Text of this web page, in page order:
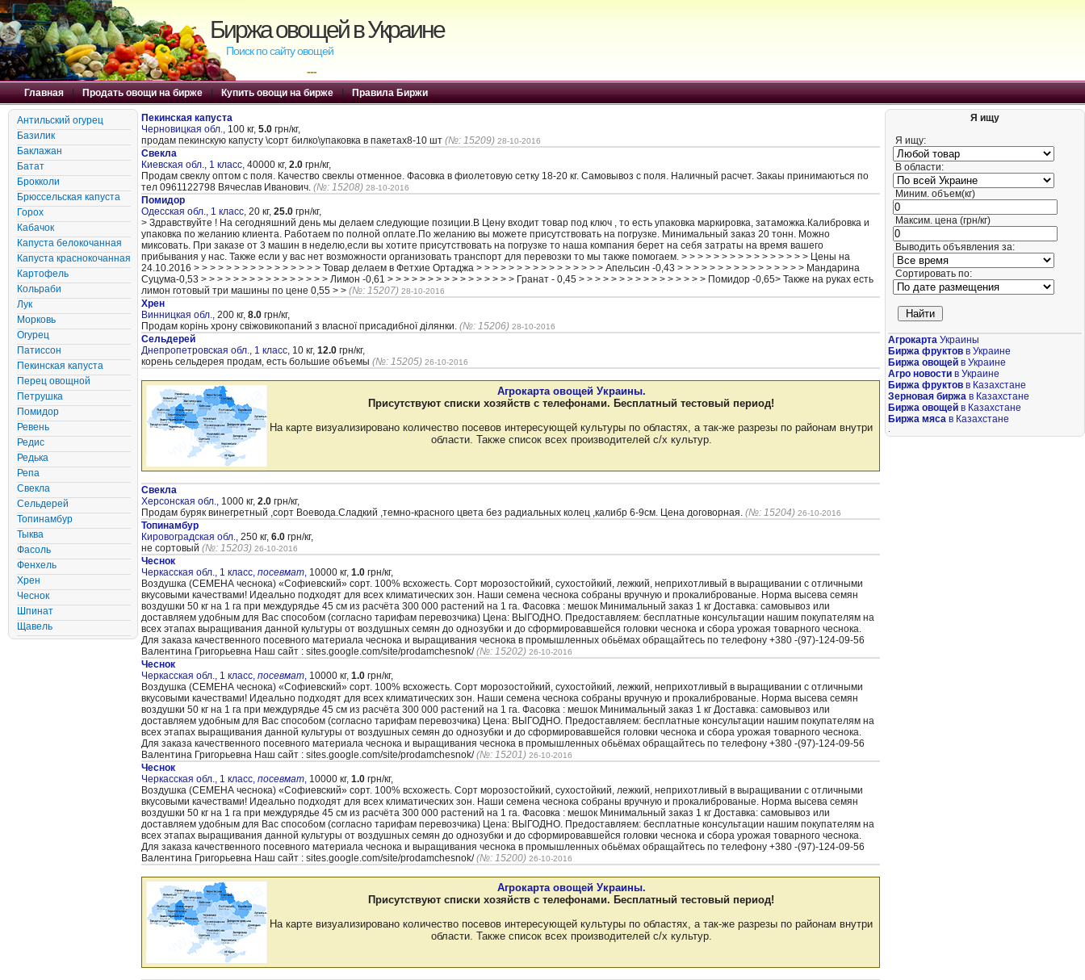
Биржа овощей в Украине
Поиск по сайту овощей
---
Главная | Продать овощи на бирже | Купить овощи на бирже | Правила Биржи
Антильский огурец
Базилик
Баклажан
Батат
Брокколи
Брюссельская капуста
Горох
Кабачок
Капуста белокочанная
Капуста краснокочанная
Картофель
Кольраби
Лук
Морковь
Огурец
Патиссон
Пекинская капуста
Перец овощной
Петрушка
Помидор
Ревень
Редис
Редька
Репа
Свекла
Сельдерей
Топинамбур
Тыква
Фасоль
Фенхель
Хрен
Чеснок
Шпинат
Щавель
Я ищу
Я ищу:
В области:
Миним. объем(кг)
Максим. цена (грн/кг)
Выводить объявления за:
Сортировать по:
Агрокарта Украины
Биржа фруктов в Украине
Биржа овощей в Украине
Агро новости в Украине
Биржа фруктов в Казахстане
Зерновая биржа в Казахстане
Биржа овощей в Казахстане
Биржа мяса в Казахстане
Пекинская капуста
Черновицкая обл., 100 кг, 5.0 грн/кг,
продам пекинскую капусту \сорт билко\упаковка в пакетах8-10 шт (№: 15209) 28-10-2016
Свекла
Киевская обл., 1 класс, 40000 кг, 2.0 грн/кг,
Продам свеклу оптом с поля. Качество свеклы отменное. Фасовка в фиолетовую сетку 18-20 кг. Самовывоз с поля. Наличный расчет. Закаы принимаються по
тел 0961122798 Вячеслав Иванович. (№: 15208) 28-10-2016
Помидор
Одесская обл., 1 класс, 20 кг, 25.0 грн/кг,
> Здравствуйте ! На сегодняшний день мы делаем следующие позиции.В Цену входит товар под ключ , то есть упаковка маркировка, затаможка.Калибровка и
упаковка по желанию клиента. Работаем по полной оплате.По желанию вы можете присутствовать на погрузке. Минимальный заказ 20 тонн. Можно
миксовать. При заказе от 3 машин в неделю,если вы хотите присутствовать на погрузке то наша компания берет на себя затраты на время вашего
прибывания у нас. Также если у вас нет возможности организовать транспорт для перевозки то мы также помогаем. > > > > > > > > > > > > > > > > Цены на
24.10.2016 > > > > > > > > > > > > > > > > Товар делаем в Фетхие Ортаджа > > > > > > > > > > > > > > > > Апельсин -0,43 > > > > > > > > > > > > > > > > Мандарина
Суцума-0,53 > > > > > > > > > > > > > > > > Лимон -0,61 > > > > > > > > > > > > > > > > Гранат - 0,45 > > > > > > > > > > > > > > > > Помидор -0,65> Также на руках есть
лимон готовый три машины по цене 0,55 > > (№: 15207) 28-10-2016
Хрен
Винницкая обл., 200 кг, 8.0 грн/кг,
Продам корінь хрону свіжовикопаний з власної присадибної ділянки. (№: 15206) 28-10-2016
Сельдерей
Днепропетровская обл., 1 класс, 10 кг, 12.0 грн/кг,
корень сельдерея продам, есть большие объемы (№: 15205) 26-10-2016
Агрокарта овощей Украины.
Присутствуют списки хозяйств с телефонами. Бесплатный тестовый период!
На карте визуализировано количество посевов интересующей культуры по областях, а так-же разрезы по районам внутри
области. Также список всех производителей с/х культур.
Свекла
Херсонская обл., 1000 кг, 2.0 грн/кг,
Продам буряк винегретный ,сорт Воевода.Сладкий ,темно-красного цвета без радиальных колец ,калибр 6-9см. Цена договорная. (№: 15204) 26-10-2016
Топинамбур
Кировоградская обл., 250 кг, 6.0 грн/кг,
не сортовый (№: 15203) 26-10-2016
Чеснок
Черкасская обл., 1 класс, посевмат, 10000 кг, 1.0 грн/кг,
Воздушка (CЕМЕНА чеснока) «Cофиевский» сорт. 100% всхожесть. Сорт морозостойкий, сухостойкий, лежкий, неприхотливый в выращивании с отличными
вкусовыми качествами! Идеально подходят для всех климатических зон. Наши семена чеснока собраны вручную и прокалиброваные. Норма высева семян
воздушки 50 кг на 1 га при междурядье 45 см из расчёта 300 000 растений на 1 га. Фасовка : мешок Минимальный заказ 1 кг Доставка: самовывоз или
доставляем удобным для Вас способом (согласно тарифам перевозчика) Цена: ВЫГОДНО. Предоставляем: бесплатные консультации нашим покупателям на
всех этапах выращивания данной культуры от воздушных семян до однозубки и до сформировавшейся головки чеснока и сбора урожая товарного чеснока.
Для заказа качественного посевного материала чеснока и выращивания чеснока в промышленных обьёмах обращайтесь по телефону +380 -(97)-124-09-56
Валентина Григорьевна Наш сайт : sites.google.com/site/prodamchesnok/(№: 15202) 26-10-2016
Чеснок
Черкасская обл., 1 класс, посевмат, 10000 кг, 1.0 грн/кг,
Воздушка (CЕМЕНА чеснока) «Cофиевский» сорт. 100% всхожесть. Сорт морозостойкий, сухостойкий, лежкий, неприхотливый в выращивании с отличными
вкусовыми качествами! Идеально подходят для всех климатических зон. Наши семена чеснока собраны вручную и прокалиброваные. Норма высева семян
воздушки 50 кг на 1 га при междурядье 45 см из расчёта 300 000 растений на 1 га. Фасовка : мешок Минимальный заказ 1 кг Доставка: самовывоз или
доставляем удобным для Вас способом (согласно тарифам перевозчика) Цена: ВЫГОДНО. Предоставляем: бесплатные консультации нашим покупателям на
всех этапах выращивания данной культуры от воздушных семян до однозубки и до сформировавшейся головки чеснока и сбора урожая товарного чеснока.
Для заказа качественного посевного материала чеснока и выращивания чеснока в промышленных обьёмах обращайтесь по телефону +380 -(97)-124-09-56
Валентина Григорьевна Наш сайт : sites.google.com/site/prodamchesnok/(№: 15201) 26-10-2016
Чеснок
Черкасская обл., 1 класс, посевмат, 10000 кг, 1.0 грн/кг,
Воздушка (CЕМЕНА чеснока) «Cофиевский» сорт. 100% всхожесть. Сорт морозостойкий, сухостойкий, лежкий, неприхотливый в выращивании с отличными
вкусовыми качествами! Идеально подходят для всех климатических зон. Наши семена чеснока собраны вручную и прокалиброваные. Норма высева семян
воздушки 50 кг на 1 га при междурядье 45 см из расчёта 300 000 растений на 1 га. Фасовка : мешок Минимальный заказ 1 кг Доставка: самовывоз или
доставляем удобным для Вас способом (согласно тарифам перевозчика) Цена: ВЫГОДНО. Предоставляем: бесплатные консультации нашим покупателям на
всех этапах выращивания данной культуры от воздушных семян до однозубки и до сформировавшейся головки чеснока и сбора урожая товарного чеснока.
Для заказа качественного посевного материала чеснока и выращивания чеснока в промышленных обьёмах обращайтесь по телефону +380 -(97)-124-09-56
Валентина Григорьевна Наш сайт : sites.google.com/site/prodamchesnok/(№: 15200) 26-10-2016
Агрокарта овощей Украины.
Присутствуют списки хозяйств с телефонами. Бесплатный тестовый период!
На карте визуализировано количество посевов интересующей культуры по областях, а так-же разрезы по районам внутри
области. Также список всех производителей с/х культур.